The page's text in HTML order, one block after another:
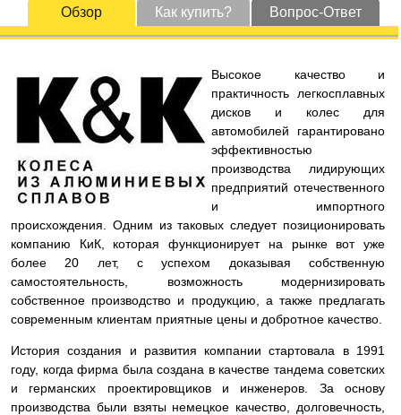
Обзор Как купить? Вопрос-Ответ
Высокое качество и
практичность легкосплавных
дисков и колес для
автомобилей гарантировано
эффективностью
производства лидирующих
предприятий отечественного
и импортного
происхождения. Одним из таковых следует позиционировать
компанию КиК, которая функционирует на рынке вот уже
более 20 лет, с успехом доказывая собственную
самостоятельность, возможность модернизировать
собственное производство и продукцию, а также предлагать
современным клиентам приятные цены и добротное качество.
История создания и развития компании стартовала в 1991
году, когда фирма была создана в качестве тандема советских
и германских проектировщиков и инженеров. За основу
производства были взяты немецкое качество, долговечность,